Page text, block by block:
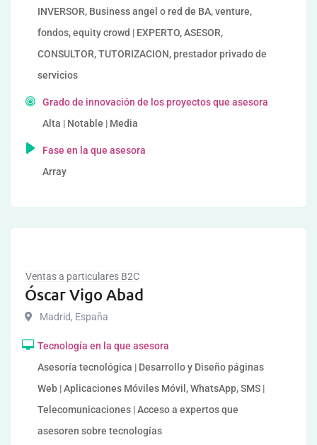
INVERSOR, Business angel o red de BA, venture,
fondos, equity crowd | EXPERTO, ASESOR,
CONSULTOR, TUTORIZACION, prestador privado de
servicios
Grado de innovación de los proyectos que asesora
Alta | Notable | Media
Fase en la que asesora
Array
Ventas a particulares B2C
Óscar Vigo Abad
Madrid, España
Tecnología en la que asesora
Asesoría tecnológica | Desarrollo y Diseño páginas
Web | Aplicaciones Móviles Móvil, WhatsApp, SMS |
Telecomunicaciones | Acceso a expertos que
asesoren sobre tecnologías